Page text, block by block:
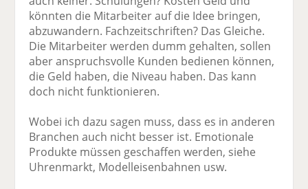
könnten die Mitarbeiter auf die Idee bringen,
abzuwandern. Fachzeitschriften? Das Gleiche.
Die Mitarbeiter werden dumm gehalten, sollen
aber anspruchsvolle Kunden bedienen können,
die Geld haben, die Niveau haben. Das kann
doch nicht funktionieren.
Wobei ich dazu sagen muss, dass es in anderen
Branchen auch nicht besser ist. Emotionale
Produkte müssen geschaffen werden, siehe
Uhrenmarkt, Modelleisenbahnen usw.